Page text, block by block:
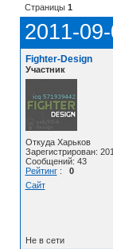
Страницы 1
2011-
Fighter-Design
Участник
Откуда Харьков
Зарегистрирован:
Сообщений: 43
Рейтинг: 0
Сайт
Не в сети